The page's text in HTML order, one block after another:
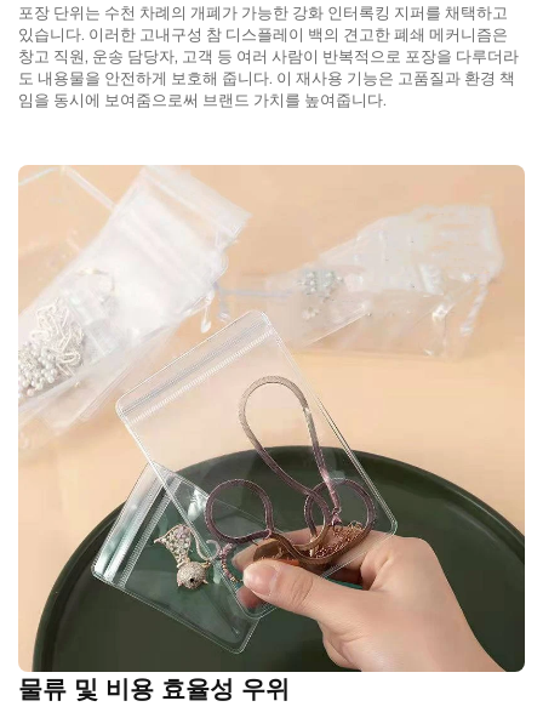
포장 단위는 수천 차례의 개폐가 가능한 강화 인터록킹 지퍼를 채택하고
있습니다. 이러한 고내구성 참 디스플레이 백의 견고한 폐쇄 메커니즘은
창고 직원, 운송 담당자, 고객 등 여러 사람이 반복적으로 포장을 다루더라
도 내용물을 안전하게 보호해 줍니다. 이 재사용 기능은 고품질과 환경 책
임을 동시에 보여줌으로써 브랜드 가치를 높여줍니다.
물류 및 비용 효율성 우위